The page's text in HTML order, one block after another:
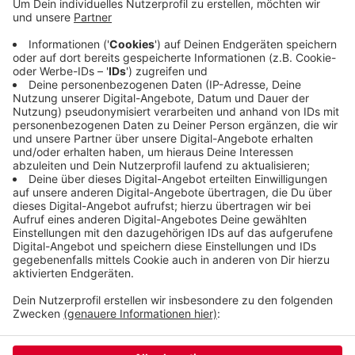
gefolgt von Handel, Handwerk und Gastgewerbe.
Möglichkeiten für Unternehmen gibt, Hilfe zu
bekommen. Sie können Bundesmittel aus dem
Konjunkturpaket beantragen - die sogenannte
Überbrückungshilfe.
Veröffentlicht:Samstag, 04.07.2020 08:39
Anzeige
Anzeige